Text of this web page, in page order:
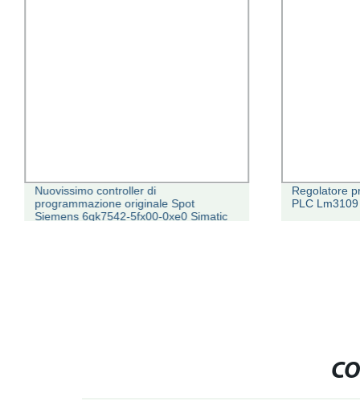
Nuovissimo controller di
programmazione originale Spot
Siemens 6gk7542-5fx00-0xe0 Simatic
Regolatore
PLC Lm3109